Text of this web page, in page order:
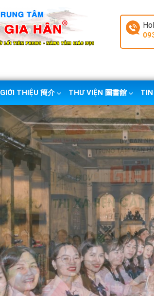
GIỚI THIỆU 簡介 THƯ VIỆN 圖書館